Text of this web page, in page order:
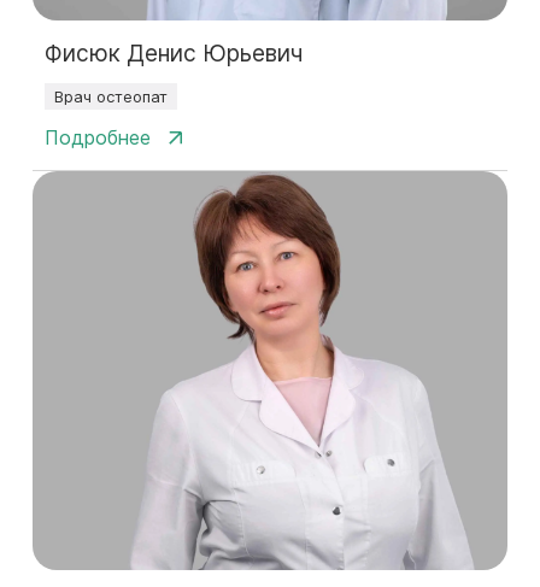
Фисюк Денис Юрьевич
Врач остеопат
Подробнее